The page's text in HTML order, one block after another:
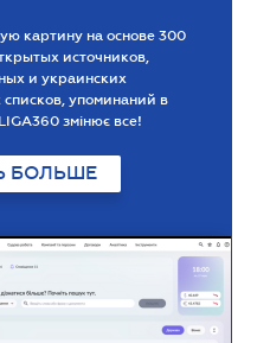
картину на основе 300
источников,
и украинских
упоминаний в
змінює все!
БОЛЬШЕ